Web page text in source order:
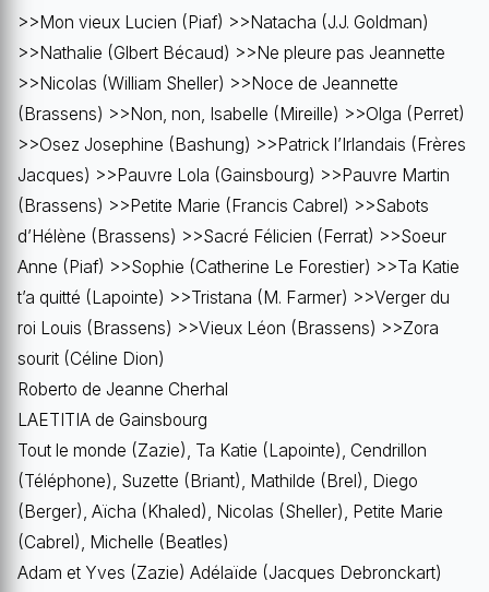
>>Mon vieux Lucien (Piaf) >>Natacha (J.J. Goldman)
>>Nathalie (Glbert Bécaud) >>Ne pleure pas Jeannette
>>Nicolas (William Sheller) >>Noce de Jeannette
(Brassens) >>Non, non, Isabelle (Mireille) >>Olga (Perret)
>>Osez Josephine (Bashung) >>Patrick l’Irlandais (Frères
Jacques) >>Pauvre Lola (Gainsbourg) >>Pauvre Martin
(Brassens) >>Petite Marie (Francis Cabrel) >>Sabots
d’Hélène (Brassens) >>Sacré Félicien (Ferrat) >>Soeur
Anne (Piaf) >>Sophie (Catherine Le Forestier) >>Ta Katie
t’a quitté (Lapointe) >>Tristana (M. Farmer) >>Verger du
roi Louis (Brassens) >>Vieux Léon (Brassens) >>Zora
sourit (Céline Dion)
Roberto de Jeanne Cherhal
LAETITIA de Gainsbourg
Tout le monde (Zazie), Ta Katie (Lapointe), Cendrillon
(Téléphone), Suzette (Briant), Mathilde (Brel), Diego
(Berger), Aïcha (Khaled), Nicolas (Sheller), Petite Marie
(Cabrel), Michelle (Beatles)
Adam et Yves (Zazie) Adélaïde (Jacques Debronckart)